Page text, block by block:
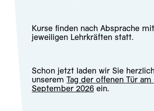
Kurse finden nach Absprache
jeweiligen Lehrkräften statt.
Schon jetzt laden wir Sie
unserem Tag der offenen Tür am
September 2026ein.